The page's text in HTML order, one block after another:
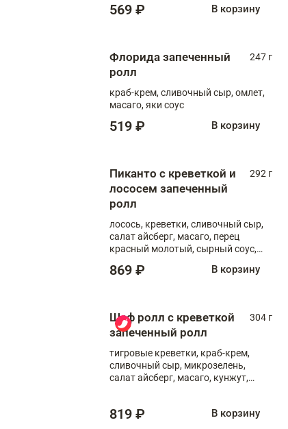
569 ₽ В корзину
Флорида запеченный
ролл
247 г
краб-крем, сливочный сыр, омлет,
масаго, яки соус
519 ₽ В корзину
Пиканто с креветкой и
лососем запеченный
ролл
292 г
лосось, креветки, сливочный сыр,
салат айсберг, масаго, перец
красный молотый, сырный соус,
869 ₽ В корзину
Шеф ролл с креветкой
запеченный ролл
304 г
тигровые креветки, краб-крем,
сливочный сыр, микрозелень,
салат айсберг, масаго, кунжут,
819 ₽ В корзину